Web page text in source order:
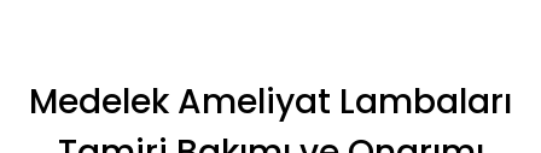
Medelek Ameliyat Lambaları